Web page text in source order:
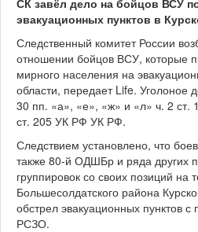
СК завёл дело на бойцов ВСУ
эвакуационных пунктов в
Следственный комитет России
отношении бойцов ВСУ, которые
мирного населения на
области, передает Life. Уголоное
30 пп. «а», «е», «ж» и «л» ч. 2 ст.
ст. 205 УК РФ УК РФ.
Следствием установлено, что
также 80-й ОДШБр и ряда других
группировок со своих позиций на
Большесолдатского района
обстрел эвакуационных пунктов
РСЗО.